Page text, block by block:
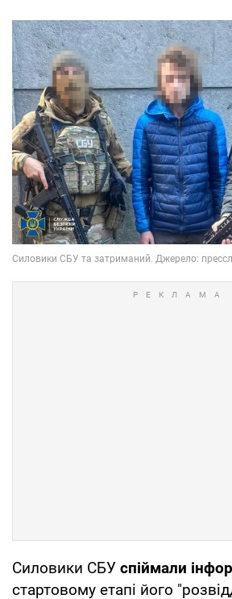
Силовики СБУ спіймали
стартовому етапі його